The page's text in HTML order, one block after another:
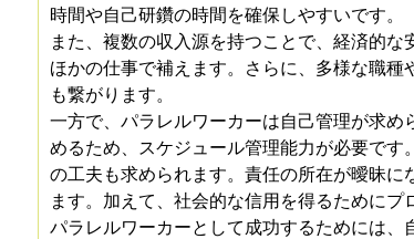
時間や自己研鑽の時間を確保しやすいです。
また、複数の収入源を持つことで、経済的な
ほかの仕事で補えます。さらに、多様な職
も繋がります。
一方で、パラレルワーカーは自己管理が求
めるため、スケジュール管理能力が必要で
の工夫も求められます。責任の所在が曖昧
ます。加えて、社会的な信用を得るためにプ
パラレルワーカーとして成功するためには